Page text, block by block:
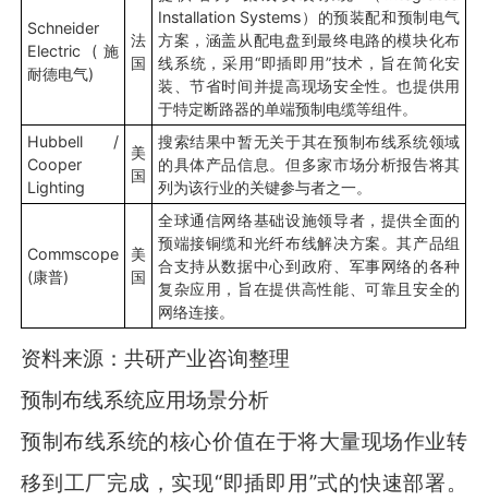
Schneider
Electric (施
耐德电气)
法
国
Installation Systems）的预装配和预制电气
方案，涵盖从配电盘到最终电路的模块化布
线系统，采用“即插即用”技术，旨在简化安
装、节省时间并提高现场安全性。也提供用
于特定断路器的单端预制电缆等组件。
Hubbell /
Cooper
Lighting
美
国
搜索结果中暂无关于其在预制布线系统领域
的具体产品信息。但多家市场分析报告将其
列为该行业的关键参与者之一。
Commscope
(康普)
美
国
全球通信网络基础设施领导者，提供全面的
预端接铜缆和光纤布线解决方案。其产品组
合支持从数据中心到政府、军事网络的各种
复杂应用，旨在提供高性能、可靠且安全的
网络连接。
资料来源：共研产业咨询整理
预制布线系统应用场景分析
预制布线系统的核心价值在于将大量现场作业转
移到工厂完成，实现“即插即用”式的快速部署。